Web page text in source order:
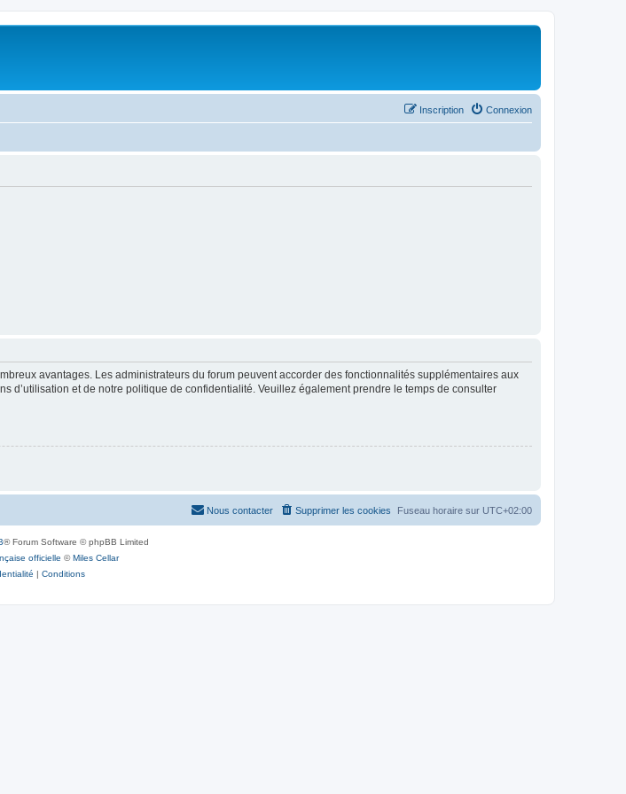
Connexion
Inscription
avantages. Les administrateurs du forum peuvent accorder des fonctionnalités supplémentaires aux
d’utilisation et de notre politique de confidentialité. Veuillez également prendre le temps de consulter
Fuseau horaire sur UTC+02:00
Supprimer les cookies
Nous contacter
® Forum Software © phpBB Limited
officielle ©Miles Cellar
| Conditions